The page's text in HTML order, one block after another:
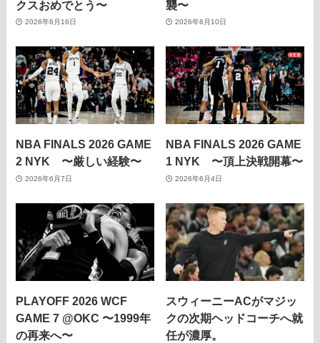
クスおめでとう〜
2026年6月16日
襲〜
2026年6月10日
NBA FINALS 2026 GAME
2 NYK 〜厳しい経験〜
2026年6月7日
NBA FINALS 2026 GAME
1 NYK 〜頂上決戦開幕〜
2026年6月4日
PLAYOFF 2026 WCF
GAME 7 @OKC 〜1999年
の再来へ〜
スウィーニーACがマジッ
クの次期ヘッドコーチへ就
任が濃厚。